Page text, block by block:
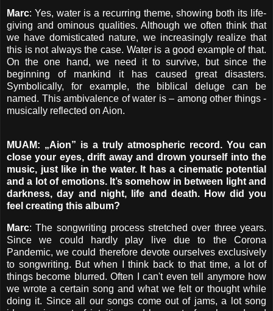
Marc: Yes, water is a recurring theme, showing both its life-
giving and ominous qualities. Although we often think that
we have domisticated nature, we increasingly realize that
this is not always the case. Water is a good example of that.
On the one hand, we need it to survive, but since the
beginning of mankind it has caused great disasters.
Symbolically, for example, the biblical deluge can be
named. This ambivalence of water is – among other things -
musically reflected on Aion.
MUAM: „Aion” is a truly atmospheric record. You can
close your eyes, drift away and drown yourself into the
music, just like in the water. It has a cinematic potential
and a lot of emotions. It’s somehow in between light and
darkness, day and night, life and death. How did you
feel creating this album?
Marc: The songwriting process stretched over three years.
Since we could hardly play live due to the Corona
Pandemic, we could therefore devote ourselves exclusively
to songwriting. But when I think back to that time, a lot of
things become blurred. Often I can't even tell anymore how
we wrote a certain song and what we felt or thought while
doing it. Since all our songs come out of jams, a lot song